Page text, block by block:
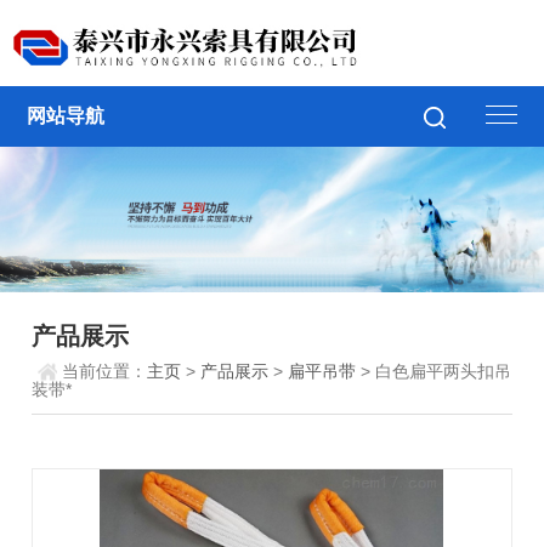
网站导航
产品展示
当前位置： 主页 > 产品展示 > 扁平吊带 > 白色扁平两头扣吊
装带*